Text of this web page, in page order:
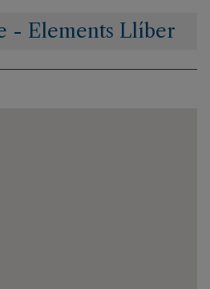
- Elements Llíber